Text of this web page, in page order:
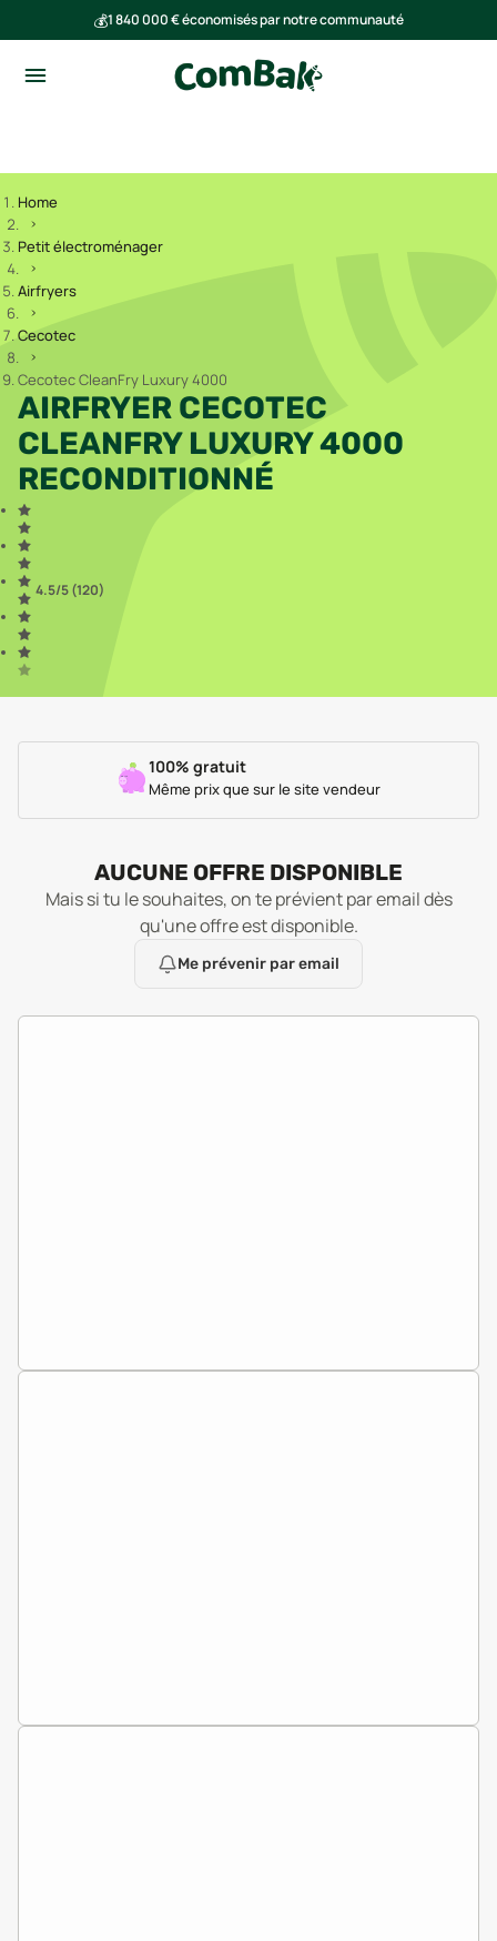
💰1 840 000 € économisés par notre communauté
Home
Petit électroménager
Airfryers
Cecotec
Cecotec CleanFry Luxury 4000
AIRFRYER CECOTEC
CLEANFRY LUXURY 4000
RECONDITIONNÉ
4.5/5 (120)
100% gratuit
Même prix que sur le site vendeur
AUCUNE OFFRE DISPONIBLE
Mais si tu le souhaites, on te prévient par email dès
qu'une offre est disponible.
Me prévenir par email